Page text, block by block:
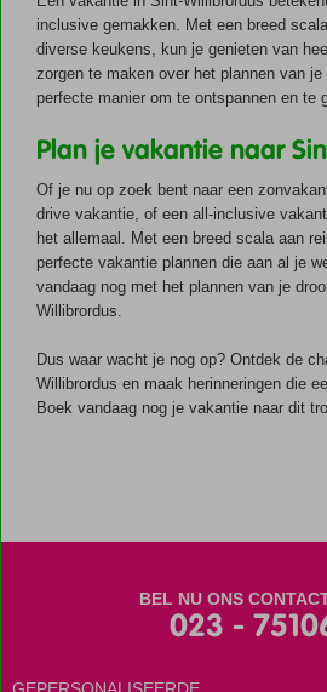
inclusive gemakken. Met een breed
diverse keukens, kun je genieten van
zorgen te maken over het plannen van
perfecte manier om te ontspannen en te
Plan je vakantie naar
Of je nu op zoek bent naar een
drive vakantie, of een all-inclusive
het allemaal. Met een breed scala aan
perfecte vakantie plannen die aan al je
vandaag nog met het plannen van je
Willibrordus.
Dus waar wacht je nog op? Ontdek de
Willibrordus en maak herinneringen die
Boek vandaag nog je vakantie naar dit
BEL NU ONS
023 -
GEPERSONALISEERDE